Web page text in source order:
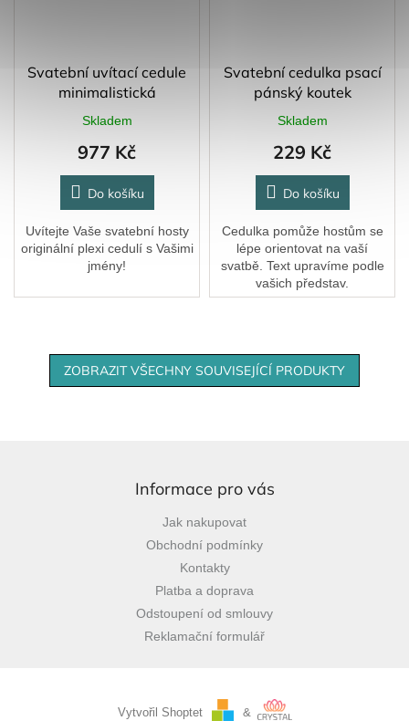
Svatební uvítací cedule
minimalistická
Skladem
977 Kč
Do košíku
Uvítejte Vaše svatební hosty
originální plexi cedulí s Vašimi
jmény!
Svatební cedulka psací
pánský koutek
Skladem
229 Kč
Do košíku
Cedulka pomůže hostům se
lépe orientovat na vaší
svatbě. Text upravíme podle
vašich představ.
ZOBRAZIT VŠECHNY SOUVISEJÍCÍ PRODUKTY
Informace pro vás
Jak nakupovat
Obchodní podmínky
Kontakty
Platba a doprava
Odstoupení od smlouvy
Reklamační formulář
Vytvořil Shoptet &